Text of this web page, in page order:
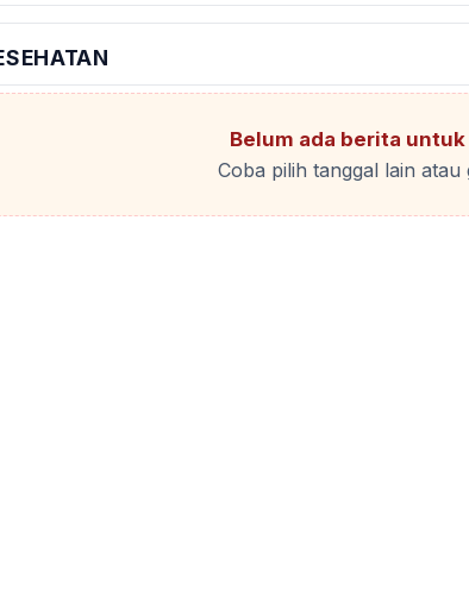
Belum ada berita
Coba pilih tanggal lain atau